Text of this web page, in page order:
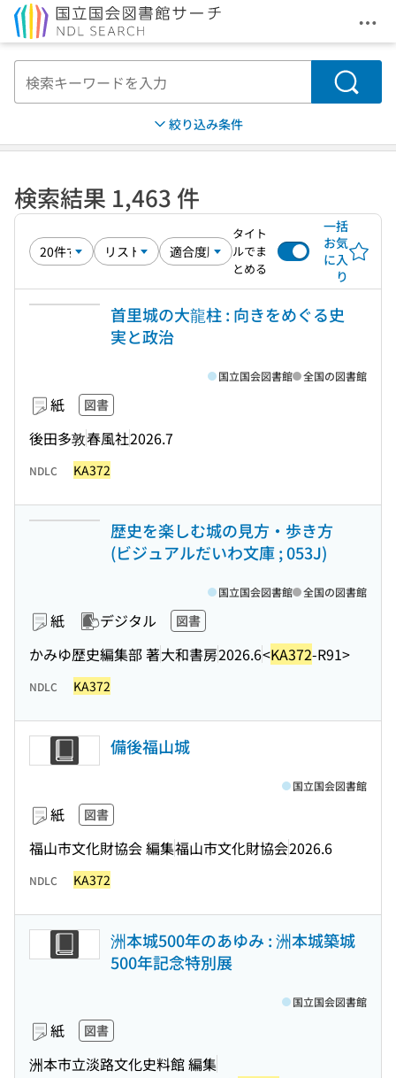
メ
検索
絞り込み条件
検索結果 1,463 件
タイト
ルでま
とめる
一括
お気
に入
り
首里城の大龍柱 : 向きをめぐる史
実と政治
紙 図書
後田多敦春風社2026.7
国立国会図書館 全国の図書館
NDLC KA372
歴史を楽しむ城の見方・歩き方
(ビジュアルだいわ文庫 ; 053J)
紙 デジタル 図書
かみゆ歴史編集部 著大和書房2026.6<KA372-R91>
国立国会図書館 全国の図書館
NDLC KA372
備後福山城
紙 図書
福山市文化財協会 編集福山市文化財協会2026.6
国立国会図書館
NDLC KA372
洲本城500年のあゆみ : 洲本城築城
500年記念特別展
紙 図書
洲本市立淡路文化史料館 編集
国立国会図書館